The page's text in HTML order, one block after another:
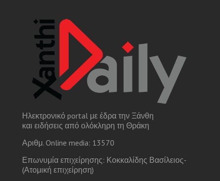
Ηλεκτρονικό portal με έδρα την Ξάνθη
και ειδήσεις από ολόκληρη τη Θράκη
Αριθμ. Online media: 13570
Επωνυμία επιχείρησης: Κοκκαλίδης Βασίλειος-
(Ατομική επιχείρηση)